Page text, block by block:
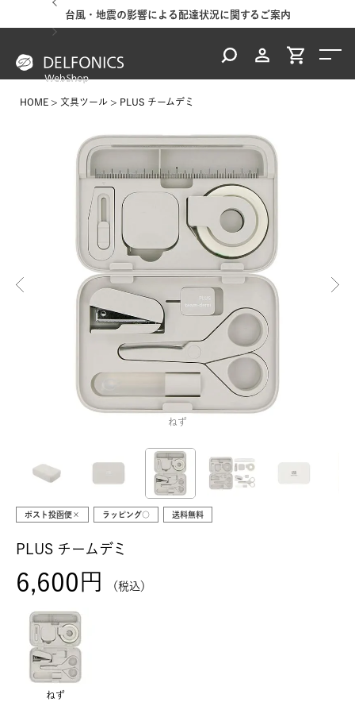
台風・地震の影響による配達状況に関するご案内
HOME 文具ツール PLUS チームデミ
ねず
ポスト投函便× ラッピング○ 送料無料
PLUS チームデミ
6,600 税込
ねず